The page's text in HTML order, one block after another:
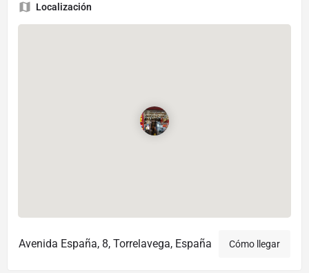
Localización
Avenida España, 8, Torrelavega, España Cómo llegar